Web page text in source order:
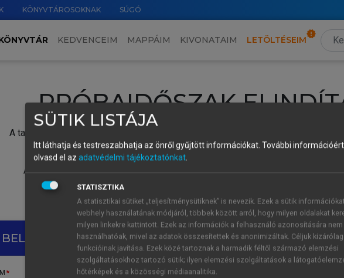
KÖNYVTÁROSOKNAK SÚGÓ
KEDVENCEIM MAPPÁIM KIVONATAIM LETÖLTÉSEIM
PRÓBAIDŐSZAK
A tartalom megtekintéséhez lépj be a saját fiókoddal, iskolai azonosítóddal vagy
Új felhasználóként1 óra díjmentes hozzáférésrevagy
A próbaidőszak elindításához,
vagy hozz
A regisztráció után a
BELÉPÉS SAJÁT FIÓKKAL ÚJ FIÓK
1 óra
SÜTIK LISTÁJA
Itt láthatja és testreszabhatja az önről gyűjtött információkat. További
olvasd el az adatvédelmi tájékoztatónkat.
STATISZTIKA
A statisztikai sütiket „teljesítménysütiknek” is nevezik. Ezek a sütik
webhely használatának módjáról, többek között arról, hogy milyen oldalakat
milyen linkekre kattintott. Ezek az információk a felhasználó azonosítására nem
használhatóak, mivel az adatok összesítettek és anonimizáltak. Céljuk
funkcióinak javítása. Ezek közé tartoznak a harmadik féltől származó elemzési
szolgáltatásokhoz tartozó sütik; ilyen elemzési szolgáltatások a
hőtérképek és a közösségi médiaanalitika.